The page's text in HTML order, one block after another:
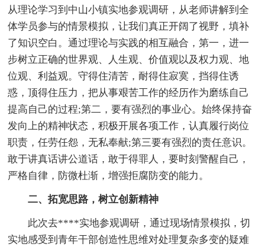
从理论学习到中山小镇实地参观调研，从老师讲解到全
体学员参与的情景模拟，让我们真正开阔了视野，填补
了知识空白。通过理论与实践的相互融合，第一，进一
步树立正确的世界观、人生观、价值观以及权力观、地
位观、利益观。守得住清苦，耐得住寂寞，挡得住诱
惑，顶得住压力，把从事艰苦工作的经历作为磨练自己
提高自己的过程;第二，要有强烈的事业心。始终保持奋
发向上的精神状态，积极开展各项工作，认真履行岗位
职责，任劳任怨，无私奉献;第三要有强烈的责任意识。
敢于讲真话讲公道话，敢于得罪人，要时刻警醒自己，
严格自律，防微杜渐，增强拒腐防变的能力。
二、拓宽思路，树立创新精神
此次去****实地参观调研，通过现场情景模拟，切
实地感受到青年干部创造性思维对处理复杂多变的疑难